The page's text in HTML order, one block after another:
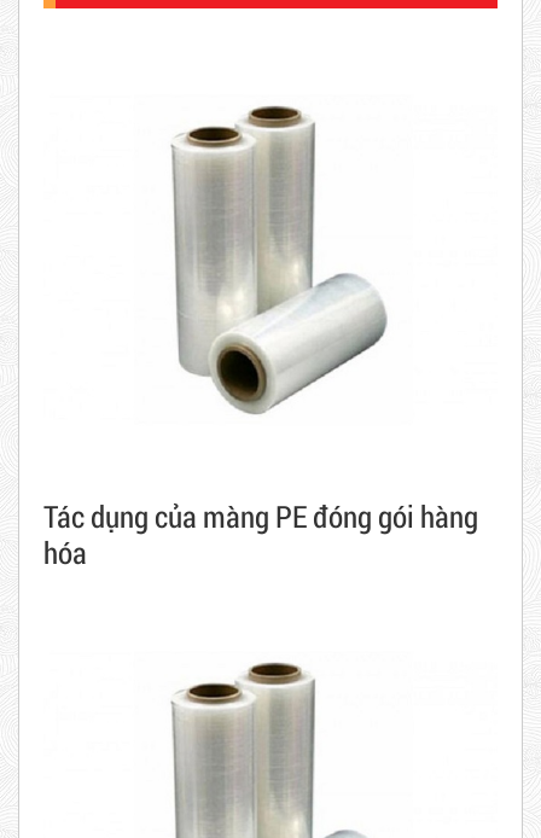
Tác dụng của màng PE đóng gói hàng
hóa